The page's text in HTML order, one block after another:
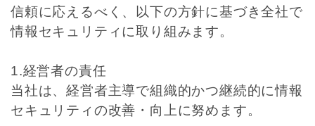
信頼に応えるべく、以下の方針に基づき全社で
情報セキュリティに取り組みます。
1.経営者の責任
当社は、経営者主導で組織的かつ継続的に情報
セキュリティの改善・向上に努めます。